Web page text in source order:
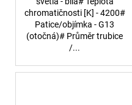
chromatičnosti [K] - 4200#
Patice/objímka - G13
(otočná)# Průměr trubice
/...